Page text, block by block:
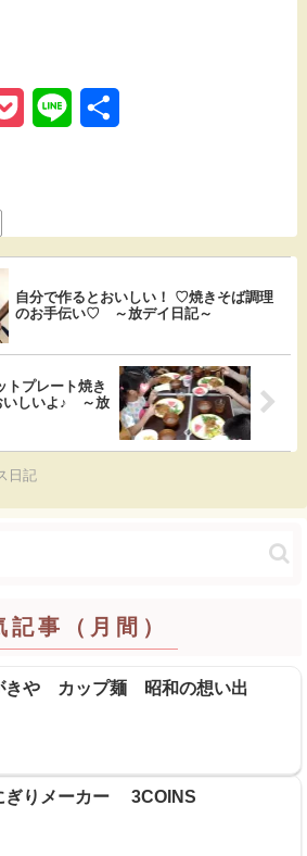
e
t
自分で作るとおいしい！ ♡焼きそば調理
のお手伝い♡ ～放デイ日記～
トプレート焼き
いしいよ♪ ～放
日記
記事（月間）
きや カップ麺 昭和の想い出
ぎりメーカー 3COINS